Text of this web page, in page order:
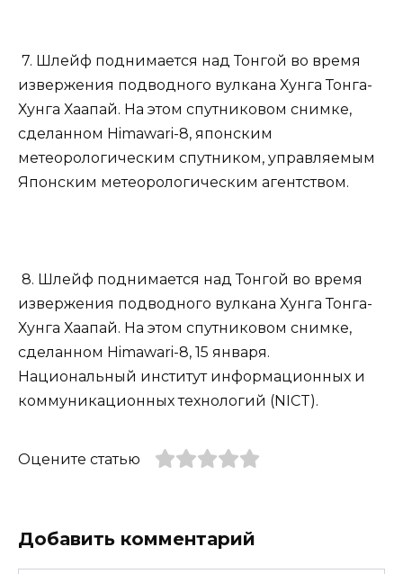
7. Шлейф поднимается над Тонгой во время
извержения подводного вулкана Хунга Тонга-
Хунга Хаапай. На этом спутниковом снимке,
сделанном Himawari-8, японским
метеорологическим спутником, управляемым
Японским метеорологическим агентством.
8. Шлейф поднимается над Тонгой во время
извержения подводного вулкана Хунга Тонга-
Хунга Хаапай. На этом спутниковом снимке,
сделанном Himawari-8, 15 января.
Национальный институт информационных и
коммуникационных технологий (NICT).
Оцените статью
Добавить комментарий